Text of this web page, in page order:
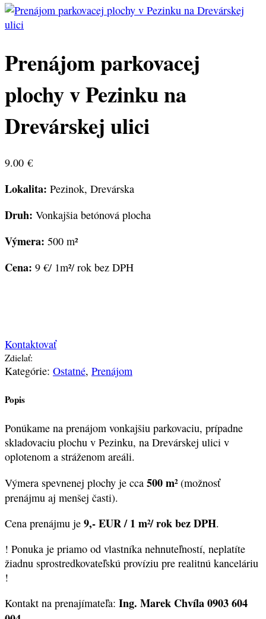
Prenájom parkovacej
plochy v Pezinku na
Drevárskej ulici
9.00 €
Lokalita: Pezinok, Drevárska
Druh: Vonkajšia betónová plocha
Výmera: 500 m²
Cena: 9 €/ 1m²/ rok bez DPH
Kontaktovať
Zdielať:
Kategórie: Ostatné, Prenájom
Popis
Ponúkame na prenájom vonkajšiu parkovaciu, prípadne
skladovaciu plochu v Pezinku, na Drevárskej ulici v
oplotenom a stráženom areáli.
Výmera spevnenej plochy je cca 500 m²(možnosť
prenájmu aj menšej časti).
Cena prenájmu je 9,- EUR / 1 m²/ rok bez DPH.
! Ponuka je priamo od vlastníka nehnuteľností, neplatíte
žiadnu sprostredkovateľskú províziu pre realitnú kanceláriu
!
Kontakt na prenajímateľa: Ing. Marek Chvíla 0903 604